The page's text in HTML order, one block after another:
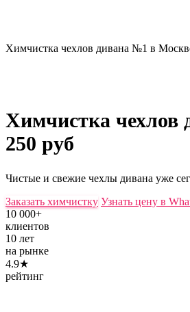
Химчистка чехлов дивана №1 в
Химчистка чехлов
250 руб
Чистые и свежие чехлы дивана уже
Заказать химчистку Узнать цену в
10 000+
клиентов
10 лет
на рынке
4.9★
рейтинг